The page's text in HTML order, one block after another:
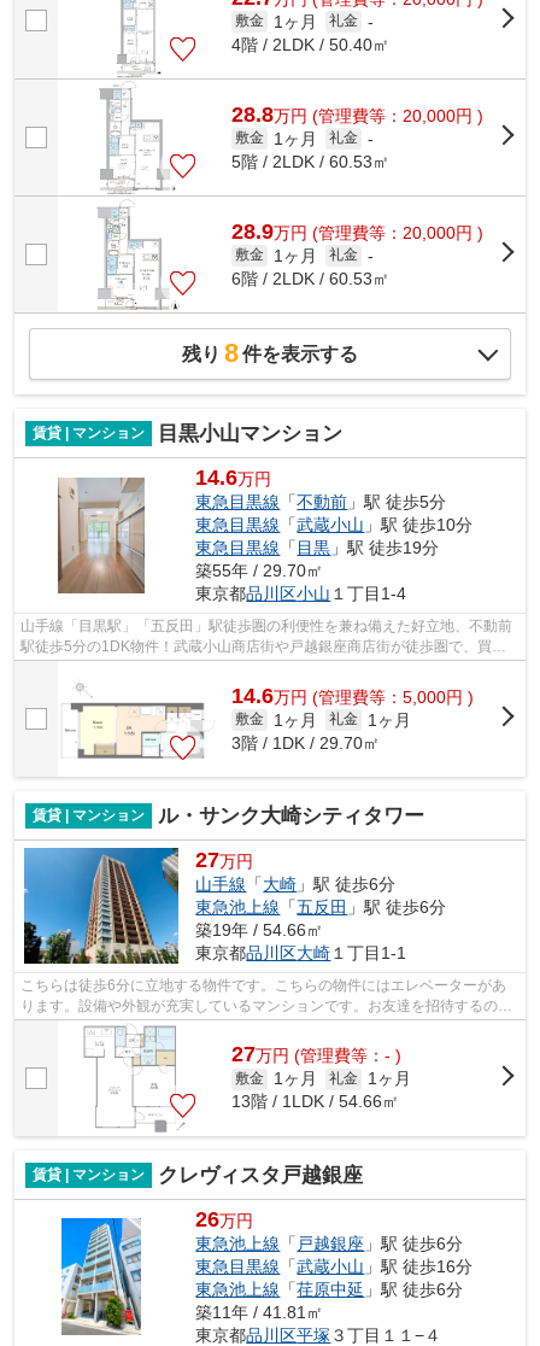
敷金 1ヶ月 礼金 -
4階 / 2LDK / 50.40㎡
28.8万円 (管理費等：20,000円 )
敷金 1ヶ月 礼金 -
5階 / 2LDK / 60.53㎡
28.9万円 (管理費等：20,000円 )
敷金 1ヶ月 礼金 -
6階 / 2LDK / 60.53㎡
残り 8件を表示する
賃貸 | マンション 目黒小山マンション
14.6万円
東急目黒線 「不動前 」駅 徒歩5分
東急目黒線 「武蔵小山 」駅 徒歩10分
東急目黒線 「 目黒 」駅 徒歩19分
築55年 / 29.70㎡
東京都品川区小山 １丁目1-4
山手線「目黒駅」「五反田」駅徒歩圏の利便性を兼ね備えた好立地、不動前
駅徒歩5分の1DK物件！武蔵小山商店街や戸越銀座商店街が徒歩圏で、買い
14.6万円 (管理費等：5,000円 )
敷金 1ヶ月 礼金
1ヶ月
3階 / 1DK / 29.70㎡
賃貸 | マンション ル・サンク大崎シティタワー
27万円
山手線 「大崎 」駅 徒歩6分
東急池上線 「五反田 」駅 徒歩6分
築19年 / 54.66㎡
東京都品川区大崎 １丁目1-1
こちらは徒歩6分に立地する物件です。こちらの物件にはエレベーターがあ
ります。設備や外観が充実しているマンションです。お友達を招待するのも
恥ずかしくない物件。地上27階建てのこ...
27万円 (管理費等：- )
敷金 1ヶ月 礼金
1ヶ月
13階 / 1LDK / 54.66㎡
賃貸 | マンション クレヴィスタ戸越銀座
26万円
東急池上線 「 戸越銀座 」駅 徒歩6分
東急目黒線 「武蔵小山 」駅 徒歩16分
東急池上線 「荏原中延 」駅 徒歩6分
築11年 / 41.81㎡
東京都品川区平塚 ３丁目１１−４